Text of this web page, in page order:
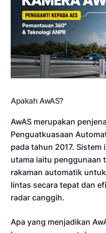
Apakah AwAS?
AwAS merupakan
Penguatkuasaan
pada tahun 2017.
utama iaitu penggunaan
rakaman automatik
lintas secara tepat dan
radar canggih.
Apa yang menjadikan